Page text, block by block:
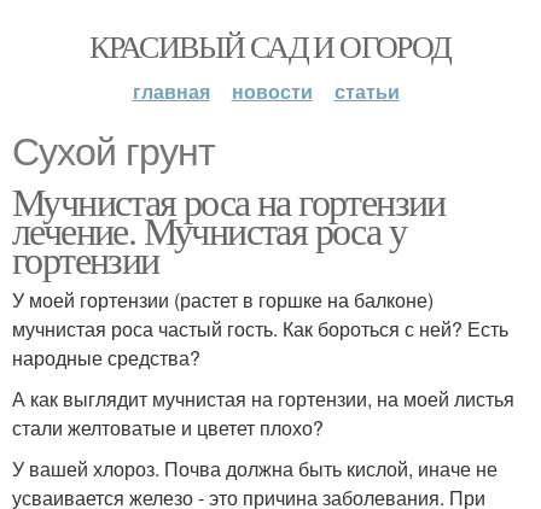
КРАСИВЫЙ САД И ОГОРОД
главная новости статьи
Сухой грунт
Мучнистая роса на гортензии
лечение. Мучнистая роса у
гортензии
У моей гортензии (растет в горшке на балконе)
мучнистая роса частый гость. Как бороться с ней? Есть
народные средства?
А как выглядит мучнистая на гортензии, на моей листья
стали желтоватые и цветет плохо?
У вашей хлороз. Почва должна быть кислой, иначе не
усваивается железо - это причина заболевания. При